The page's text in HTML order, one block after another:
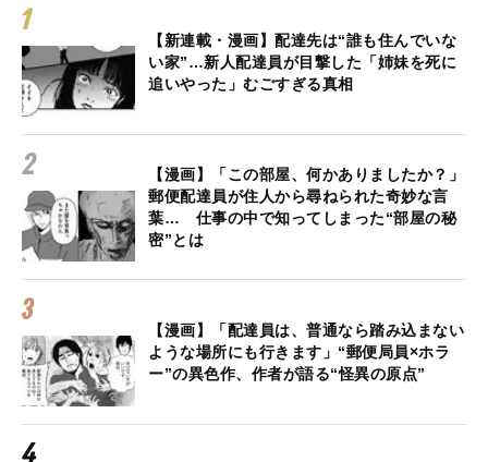
【新連載・漫画】配達先は“誰も住んでいな
い家”…新人配達員が目撃した「姉妹を死に
追いやった」むごすぎる真相
【漫画】「この部屋、何かありましたか？」
郵便配達員が住人から尋ねられた奇妙な言
葉… 仕事の中で知ってしまった“部屋の秘
密”とは
【漫画】「配達員は、普通なら踏み込まない
ような場所にも行きます」“郵便局員×ホラ
ー”の異色作、作者が語る“怪異の原点”